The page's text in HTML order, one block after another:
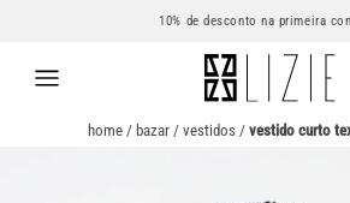
10% de desconto na primeira
home/ bazar/ vestidos/ vestido curto